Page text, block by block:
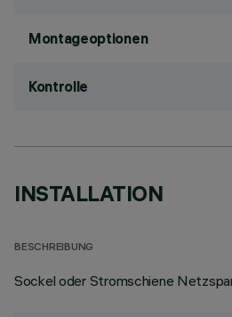
Montageoptionen
Kontrolle
INSTALLATION
BESCHREIBUNG
Sockel oder Stromschiene